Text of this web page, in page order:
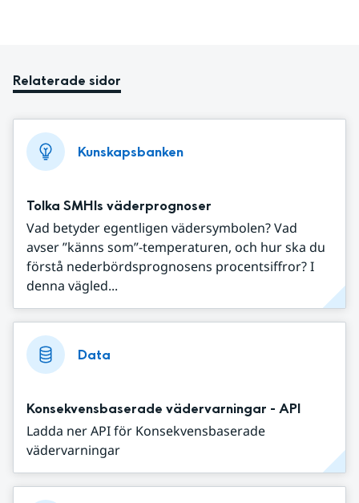
Relaterade sidor
Kunskapsbanken
Tolka SMHIs väderprognoser
Vad betyder egentligen vädersymbolen? Vad
avser ”känns som”-temperaturen, och hur ska du
förstå nederbördsprognosens procentsiffror? I
denna vägled...
Data
Konsekvensbaserade vädervarningar - API
Ladda ner API för Konsekvensbaserade
vädervarningar